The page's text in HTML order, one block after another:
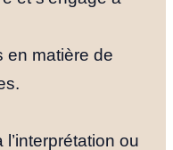
en matière de
l’interprétation ou